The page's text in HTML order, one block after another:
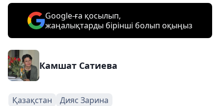
Google-ға қосылып,
жаңалықтарды бірінші болып оқыңыз
Камшат Сатиева
Қазақстан Дияс Зарина